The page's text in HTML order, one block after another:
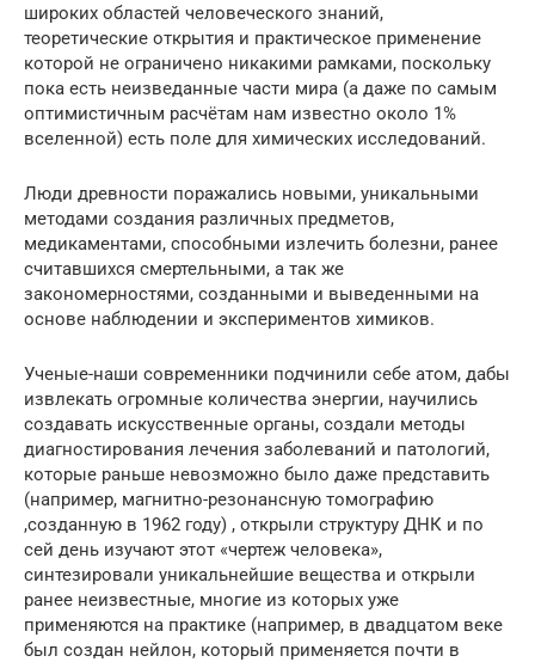
широких областей человеческого знаний,
теоретические открытия и практическое применение
которой не ограничено никакими рамками, поскольку
пока есть неизведанные части мира (а даже по самым
оптимистичным расчётам нам известно около 1%
вселенной) есть поле для химических исследований.
Люди древности поражались новыми, уникальными
методами создания различных предметов,
медикаментами, способными излечить болезни, ранее
считавшихся смертельными, а так же
закономерностями, созданными и выведенными на
основе наблюдении и экспериментов химиков.
Ученые-наши современники подчинили себе атом, дабы
извлекать огромные количества энергии, научились
создавать искусственные органы, создали методы
диагностирования лечения заболеваний и патологий,
которые раньше невозможно было даже представить
(например, магнитно-резонансную томографию
,созданную в 1962 году) , открыли структуру ДНК и по
сей день изучают этот «чертеж человека»,
синтезировали уникальнейшие вещества и открыли
ранее неизвестные, многие из которых уже
применяются на практике (например, в двадцатом веке
был создан нейлон, который применяется почти в